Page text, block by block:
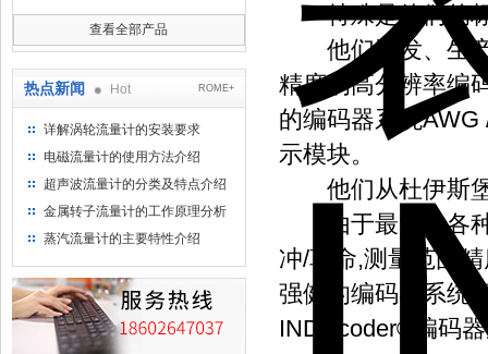
查看全部产品
热点新闻 Hot ROME+
详解涡轮流量计的安装要求
电磁流量计的使用方法介绍
超声波流量计的分类及特点介绍
金属转子流量计的工作原理分析
蒸汽流量计的主要特性介绍
特殊是他们的
他们开发、生产
精度的高分辨率编
的编码器系统
示模块。
他们从杜伊斯堡
由于最大的各种
冲/革命,测量范围
强健的编码器系统
INDUcoder®编码